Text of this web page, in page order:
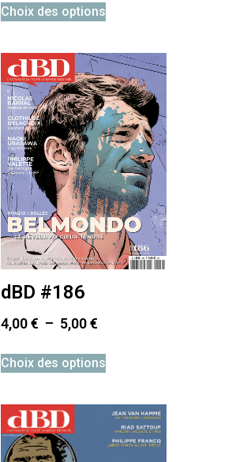
Choix des options
dBD #186
4,00€ – 5,00€
Choix des options